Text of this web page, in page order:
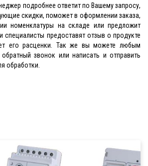
подробнее ответит по Вашему запросу,
скидки, поможет в оформлении заказа,
номенклатуры на складе или предложит
специалисты предоставят отзыв о продукте
его расценки. Так же вы можете любым
звонок или написать и отправить
обработки.